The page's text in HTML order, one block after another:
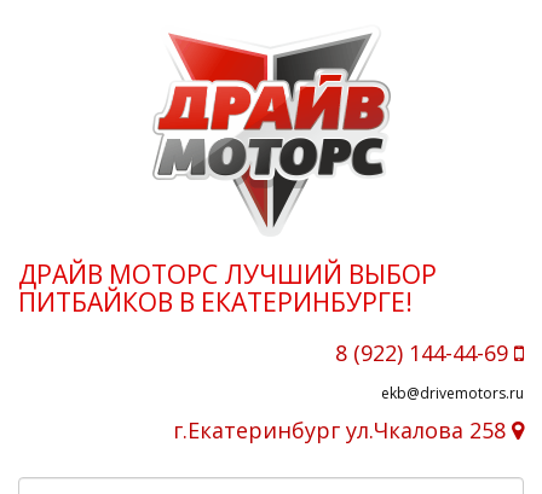
ДРАЙВ МОТОРС ЛУЧШИЙ ВЫБОР
ПИТБАЙКОВ В ЕКАТЕРИНБУРГЕ!
8 (922) 144-44-69
ekb@drivemotors.ru
г.Екатеринбург ул.Чкалова 258